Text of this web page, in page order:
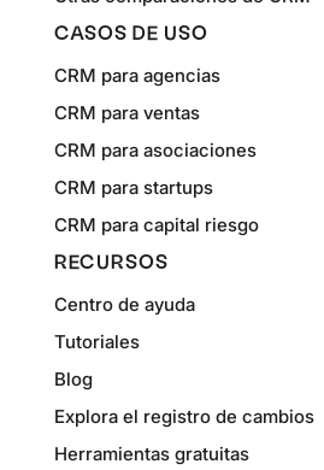
CASOS DE USO
CRM para agencias
CRM para ventas
CRM para asociaciones
CRM para startups
CRM para capital riesgo
RECURSOS
Centro de ayuda
Tutoriales
Blog
Explora el registro de cambios
Herramientas gratuitas